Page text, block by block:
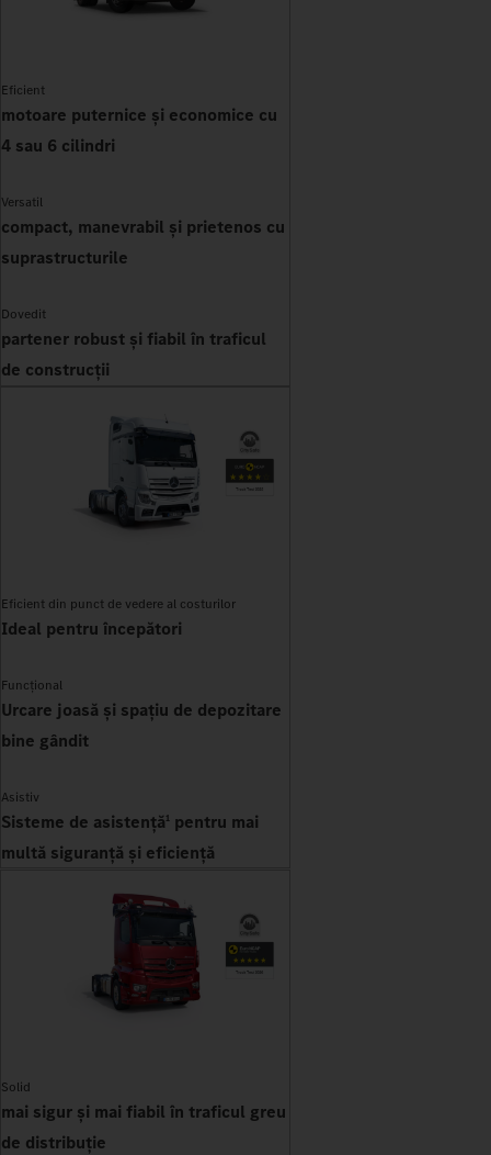
Eficient
motoare puternice și economice cu
4 sau 6 cilindri
Versatil
compact, manevrabil și prietenos cu
suprastructurile
Dovedit
partener robust și fiabil în traficul
de construcții
Eficient din punct de vedere al costurilor
Ideal pentru începători
Funcțional
Urcare joasă și spațiu de depozitare
bine gândit
Asistiv
Sisteme de asistență1 pentru mai
multă siguranță și eficiență
Solid
mai sigur și mai fiabil în traficul greu
de distribuție